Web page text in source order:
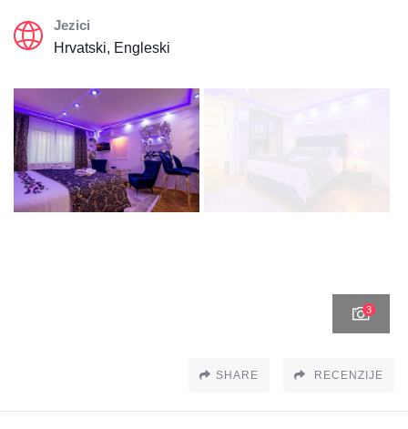
Jezici
Hrvatski, Engleski
3
SHARE RECENZIJE